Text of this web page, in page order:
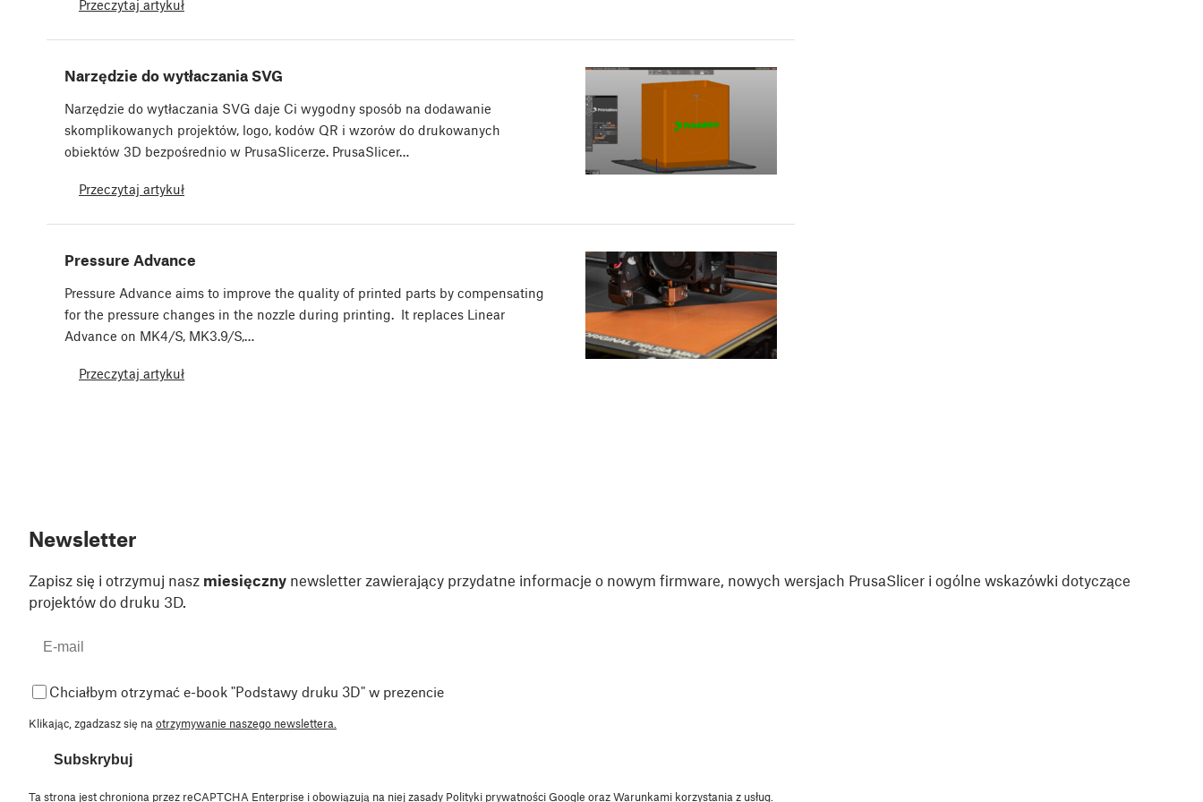
Przeczytaj artykuł
Narzędzie do wytłaczania SVG
Narzędzie do wytłaczania SVG daje Ci wygodny sposób na dodawanie
skomplikowanych projektów, logo, kodów QR i wzorów do drukowanych
obiektów 3D bezpośrednio w PrusaSlicerze. PrusaSlicer…
Przeczytaj artykuł
Pressure Advance
Pressure Advance aims to improve the quality of printed parts by compensating
for the pressure changes in the nozzle during printing. It replaces Linear
Advance on MK4/S, MK3.9/S,…
Przeczytaj artykuł
Newsletter
Zapisz się i otrzymuj nasz miesięczny newsletter zawierający przydatne informacje o nowym firmware, nowych wersjach PrusaSlicer i ogólne wskazówki dotyczące
projektów do druku 3D.
Chciałbym otrzymać e-book "Podstawy druku 3D" w prezencie
Klikając, zgadzasz się na otrzymywanie naszego newslettera.
Subskrybuj
Ta strona jest chroniona przez reCAPTCHA Enterprise i obowiązują na niej zasady Polityki prywatnościGoogle orazWarunkami korzystania z usług